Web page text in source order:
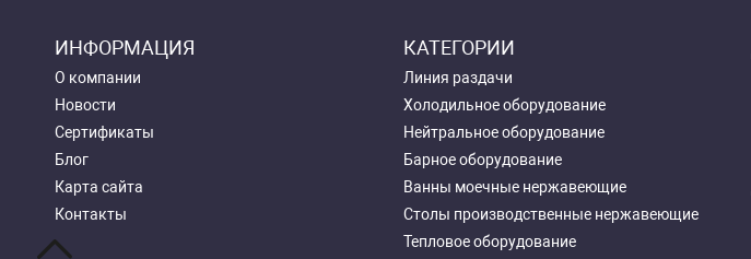
ИНФОРМАЦИЯ
О компании
Новости
Сертификаты
Блог
Карта сайта
Контакты
КАТЕГОРИИ
Линия раздачи
Холодильное оборудование
Нейтральное оборудование
Барное оборудование
Ванны моечные нержавеющие
Столы производственные нержавеющие
Тепловое оборудование